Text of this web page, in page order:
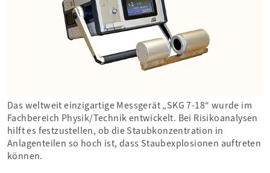
Das weltweit einzigartige Messgerät „SKG 7-18“ wurde im
Fachbereich Physik/Technik entwickelt. Bei Risikoanalysen
hilft es festzustellen, ob die Staubkonzentration in
Anlagenteilen so hoch ist, dass Staubexplosionen auftreten
können.